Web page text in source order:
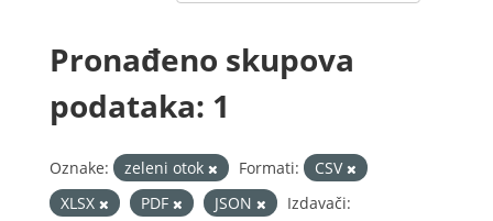
Pronađeno skupova
podataka: 1
Oznake: zeleni otok Formati:
CSV
XLSX
PDF JSON
Izdavači: